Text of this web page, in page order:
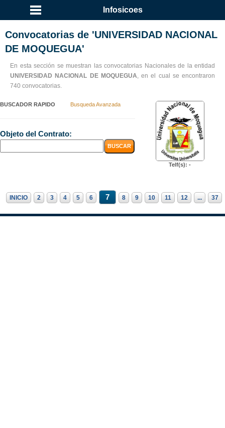
Infosicoes
Convocatorias de 'UNIVERSIDAD NACIONAL
DE MOQUEGUA'
En esta sección se muestran las convocatorias Nacionales de la entidad
UNIVERSIDAD NACIONAL DE MOQUEGUA, en el cual se encontraron
740 convocatorias.
BUSCADOR RAPIDO Busqueda Avanzada
Objeto del Contrato:
Telf(s): -
INICIO 2 3 4 5 6 7 8 9 10 11 12 ... 37